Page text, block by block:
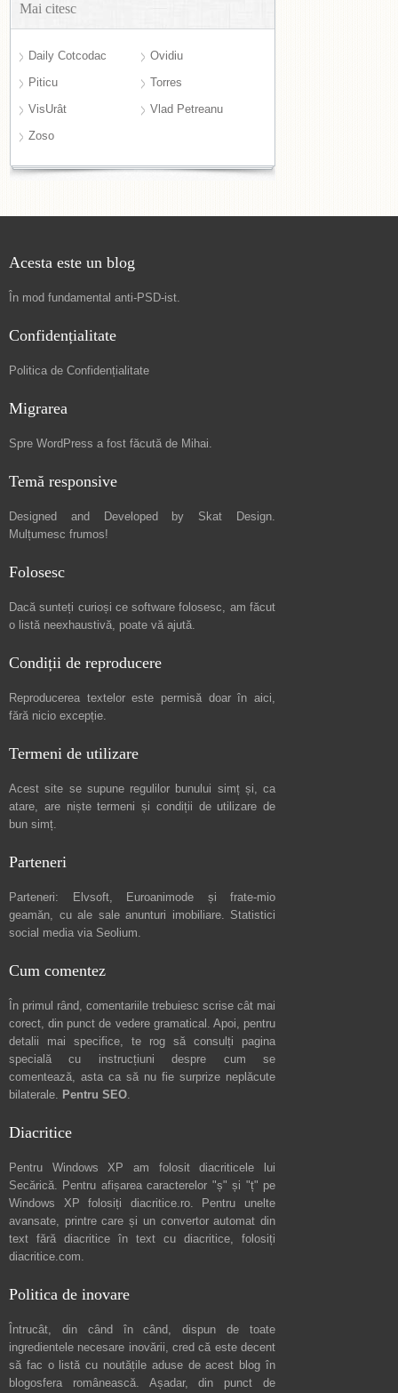
Mai citesc
Daily Cotcodac
Ovidiu
Piticu
Torres
VisUrât
Vlad Petreanu
Zoso
Acesta este un blog
În mod fundamental anti-PSD-ist.
Confidențialitate
Politica de Confidențialitate
Migrarea
Spre WordPress a fost făcută de Mihai.
Temă responsive
Designed and Developed by Skat Design.
Mulțumesc frumos!
Folosesc
Dacă sunteți curioși ce software folosesc, am făcut
o listă neexhaustivă, poate vă ajută.
Condiții de reproducere
Reproducerea textelor este permisă doar în aici,
fără nicio excepție.
Termeni de utilizare
Acest site se supune regulilor bunului simț și, ca
atare, are niștetermeni și condiții de utilizare de
bun simț.
Parteneri
Parteneri: Elvsoft, Euroanimode și frate-mio
geamăn, cu ale sale anunturi imobiliare. Statistici
social media via Seolium.
Cum comentez
În primul rând, comentariile trebuiesc scrise cât mai
corect, din punct de vedere gramatical. Apoi, pentru
detalii mai specifice, te rog să consulți pagina
specială cu instrucțiuni despre cum se
comentează, asta ca să nu fie surprize neplăcute
bilaterale. Pentru SEO.
Diacritice
Pentru Windows XP am folosit diacriticele lui
Secărică. Pentru afișarea caracterelor "ș" și "ț" pe
Windows XP folosiți diacritice.ro. Pentru unelte
avansate, printre care și un convertor automat din
text fără diacritice în text cu diacritice, folosiți
diacritice.com.
Politica de inovare
Întrucât, din când în când, dispun de toate
ingredientele necesare inovării, cred că este decent
să fac o listă cu noutățile aduse de acest blog în
blogosfera românească. Așadar, din punct de